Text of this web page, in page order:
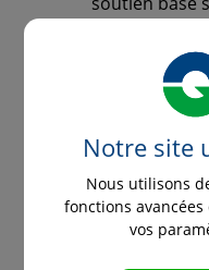
PCR. Notre
meilleurs
produits ou
Si vous
fiche
Notre site
Nous utilisons
fonctions
vos